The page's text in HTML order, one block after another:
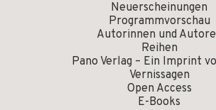
Neuerscheinungen
Programmvorschau
Autorinnen und
Reihen
Pano Verlag – Ein Imprint
Vernissagen
Open Access
E-Books